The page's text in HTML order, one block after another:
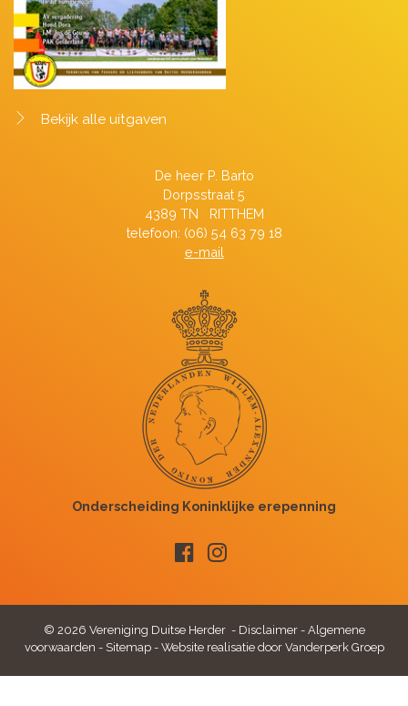
Bekijk alle uitgaven
De heer P. Barto
Dorpsstraat 5
4389 TN RITTHEM
telefoon: (06) 54 63 79 18
e-mail
© 2026 Vereniging Duitse Herder - Disclaimer- Algemene
voorwaarden - Sitemap- Website realisatie door Vanderperk Groep